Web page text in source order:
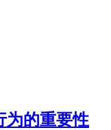
为的重要性